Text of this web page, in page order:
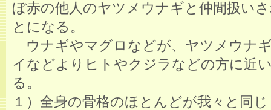
ぼ赤の他人のヤツメウナギと仲間扱い
とになる。
ウナギやマグロなどが、ヤツメウナ
イなどよりヒトやクジラなどの方に近
る。
１）全身の骨格のほとんどが我々と同